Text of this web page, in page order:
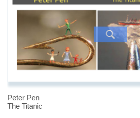
Peter Pen
The Titanic